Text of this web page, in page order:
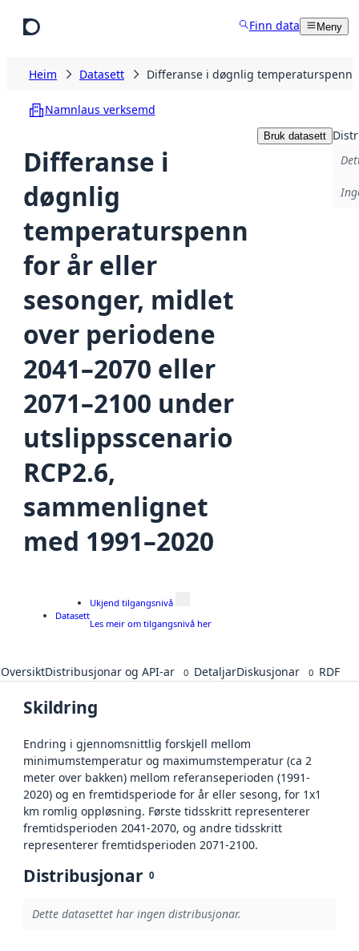
Finn data Meny
Heim Datasett Differanse i døgnlig temperaturspenn
Namnlaus verksemd
Differanse i
døgnlig
temperaturspenn
for år eller
sesonger, midlet
over periodene
2041–2070 eller
2071–2100 under
utslippsscenario
RCP2.6,
sammenlignet
med 1991–2020
Bruk datasett
Datasett
Ukjend tilgangsnivå
Les meir om tilgangsnivå her
OversiktDistribusjonar og API-ar 0 DetaljarDiskusjonar 0 RDF
Skildring
Endring i gjennomsnittlig forskjell mellom
minimumstemperatur og maximumstemperatur (ca 2
meter over bakken) mellom referanseperioden (1991-
2020) og en fremtidsperiode for år eller sesong, for 1x1
km romlig oppløsning. Første tidsskritt representerer
fremtidsperioden 2041-2070, og andre tidsskritt
representerer fremtidsperioden 2071-2100.
Distribusjonar 0
Dette datasettet har ingen distribusjonar.